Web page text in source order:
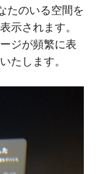
たのいる空間を
示されます。
ジが頻繁に表
たします。